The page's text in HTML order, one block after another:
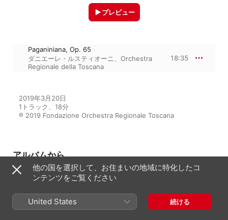
プレビュー
Paganiniana, Op. 65
ダニエーレ・ルスティオーニ
Orchestra
Regionale della Toscana
18:35
2019年3月20日
1トラック、18分
℗ 2019 Fondazione Orchestra Regionale Toscana
アルバムから
Casella: Orchestral Music
ダニエーレ・ルスティオーニ
他の国を選択して、お住まいの地域に特化したコ
ンテンツをご覧ください
United States 続ける